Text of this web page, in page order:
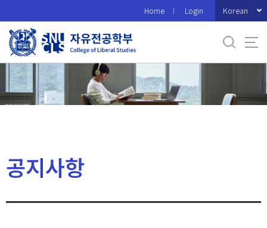
로
메
Home Login Korean
공지사항